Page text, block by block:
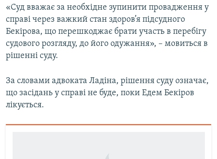
«Суд вважає за необхідне зупинити провадження у
справі через важкий стан здоров’я підсудного
Бекірова, що перешкоджає брати участь в перебігу
судового розгляду, до його одужання», – мовиться в
рішенні суду.
За словами адвоката Ладіна, рішення суду означає,
що засідань у справі не буде, поки Едем Бекіров
лікується.